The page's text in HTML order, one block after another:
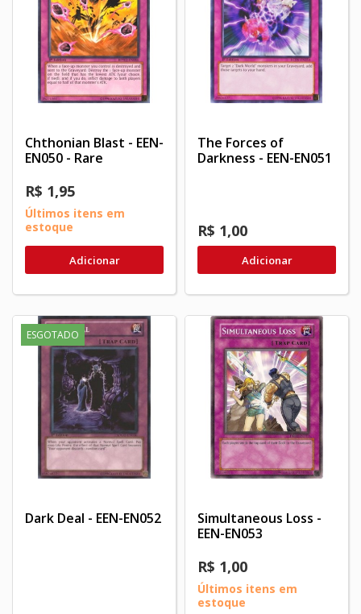
Chthonian Blast - EEN-
EN050 - Rare
R$ 1,95
Últimos itens em
estoque
Adicionar
The Forces of
Darkness - EEN-EN051
R$ 1,00
Adicionar
ESGOTADO
Dark Deal - EEN-EN052
Simultaneous Loss -
EEN-EN053
R$ 1,00
Últimos itens em
estoque